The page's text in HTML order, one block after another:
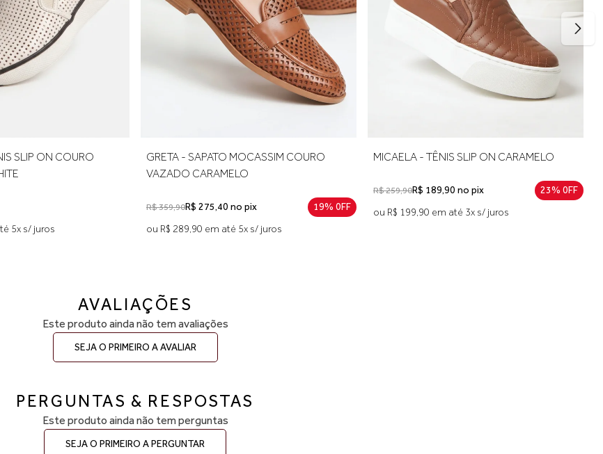
e adicione cerca de 0,5 cm de folga para garantir conforto no uso. Se estiver entre dois tamanhos, opte pelo maior
troca é gratuita.
SLIP ON COURO
5x s/ juros
GRETA - SAPATO MOCASSIM COURO
VAZADO CARAMELO
R$ 359,90R$ 275,40 no pix
19% 0FF
ou R$ 289,90 em até 5x s/ juros
MICAELA - TÊNIS SLIP ON CARAMELO
R$ 259,90R$ 189,90 no pix
23% 0FF
ou R$ 199,90 em até 3x s/ juros
AVALIAÇÕES
Este produto ainda não tem avaliações
SEJA O PRIMEIRO A AVALIAR
PERGUNTAS & RESPOSTAS
Este produto ainda não tem perguntas
SEJA O PRIMEIRO A PERGUNTAR